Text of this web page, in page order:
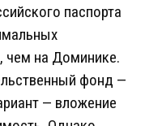
паспорта
чем на Доминике.
фонд —
— вложение